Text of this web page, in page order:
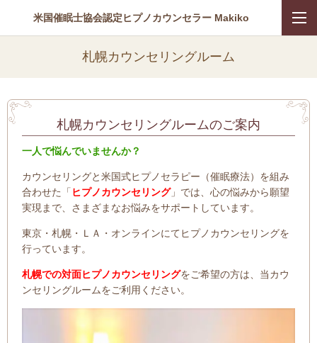
米国催眠士協会認定ヒプノカウンセラー Makiko
札幌カウンセリングルーム
札幌カウンセリングルームのご案内
一人で悩んでいませんか？
カウンセリングと米国式ヒプノセラピー（催眠療法）を組み
合わせた「 ヒプノカウンセリング」では、心の悩みから願望
実現まで、さまざまなお悩みをサポートしています。
東京・札幌・ＬＡ・オンラインにてヒプノカウンセリングを
行っています。
札幌での対面ヒプノカウンセリングをご希望の方は、当カウ
ンセリングルームをご利用ください。